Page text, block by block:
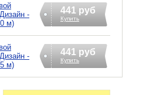
-
м)
441 руб
Купить
-
м)
441 руб
Купить